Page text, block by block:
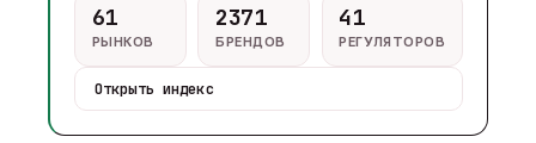
61
РЫНКОВ
2371
БРЕНДОВ
41
РЕГУЛЯТОРОВ
Открыть индекс